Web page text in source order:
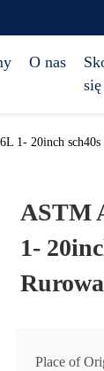
O nas
1- 20inch
ASTM
1-
Place of